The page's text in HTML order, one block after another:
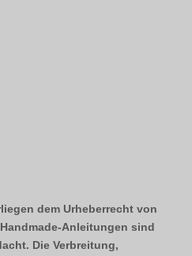
dem Urheberrecht von
Anleitungen sind
Die Verbreitung,